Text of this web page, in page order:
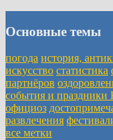
Основные темы
погода история,
искусство статистика
партнёров
события и праздники
официоз
развлечения
все метки